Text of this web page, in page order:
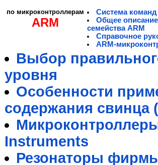
по микроконтроллерам
ARM
Система команд
Общее
семейства ARM
Справочное
ARM-
Выбор
уровня
Особенности
содержания свинца
Instruments
Резонаторы